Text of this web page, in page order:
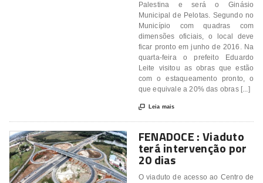
Palestina e será o Ginásio
Municipal de Pelotas. Segundo no
Município com quadras com
dimensões oficiais, o local deve
ficar pronto em junho de 2016. Na
quarta-feira o prefeito Eduardo
Leite visitou as obras que estão
com o estaqueamento pronto, o
que equivale a 20% das obras [...]
 Leia mais
FENADOCE : Viaduto
terá intervenção por
20 dias
O viaduto de acesso ao Centro de